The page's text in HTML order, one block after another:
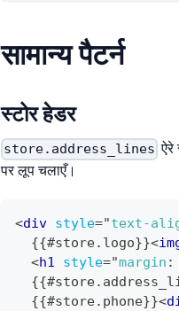
सामान्य पैटर्न
स्टोर हेडर
store.address_lines ऐरे
पर लूप चलाएँ।
<div style="text-
  {{#store.logo}}
<
<h1 style="margin :
  {{#store.phone}}
<